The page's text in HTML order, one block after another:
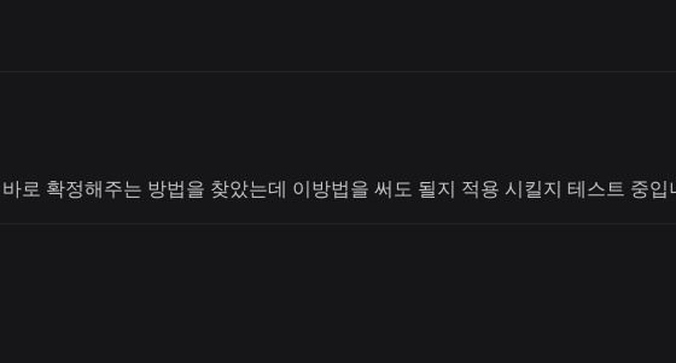
로 확정해주는 방법을 찾았는데 이방법을 써도 될지 적용 시킬지 테스트 중입